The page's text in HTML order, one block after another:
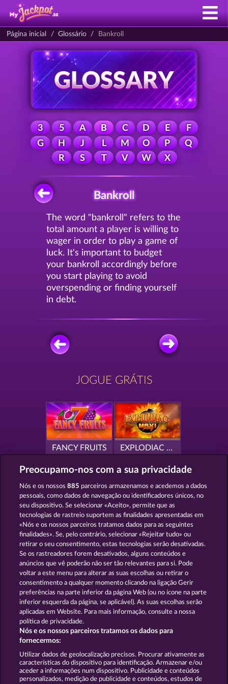
Página inicial Glossário Bankroll
3 5 A B C D E
F
G
H J L M O P
Q
R
S T V W X
Bankroll
The word "bankroll" refers to the
total amount a player is willing to
wager in order to play a game of
luck. It's important to budget
your bankroll accordingly before
you start playing to avoid
overspending or finding yourself
in debt.
JOGUE GRÁTIS
FANCY FRUITS EXPLODIAC MAXI PLAY
KING OF THE JUNGLE BLACK BEAUTY
Termos e Condições
Declaração de Privacidade Marca
Empresa Perguntas frequentes
Programa de parceiros afiliados Facebook
Enviar pedido de rescisão
Preocupamo-nos com a sua privacidade
Nós e os nossos885 parceiros armazenamos e acedemos a dados
pessoais, como dados de navegação ou identificadores únicos, no
seu dispositivo. Se selecionar «Aceito», permite que as
tecnologias de rastreio suportem as finalidades apresentadas em
«Nós e os nossos parceiros tratamos dados para as seguintes
finalidades». Se, pelo contrário, selecionar «Rejeitar tudo» ou
retirar o seu consentimento, estas tecnologias serão desativadas.
Se os rastreadores forem desativados, alguns conteúdos e
anúncios que vê poderão não ser tão relevantes para si. Pode
voltar a este menu para alterar as suas escolhas ou retirar o
consentimento a qualquer momento clicando na ligação Gerir
preferências na parte inferior da página Web (ou no ícone na parte
inferior esquerda da página, se aplicável). As suas escolhas serão
aplicadas em Website. Para mais informação, consulte a nossa
política de privacidade.
Nós e os nossos parceiros tratamos os dados para
fornecermos:
Utilizar dados de geolocalização precisos. Procurar ativamente as
características do dispositivo para identificação. Armazenar e/ou
aceder a informações num dispositivo. Publicidade e conteúdos
personalizados, medição de publicidade e conteúdos, estudos de